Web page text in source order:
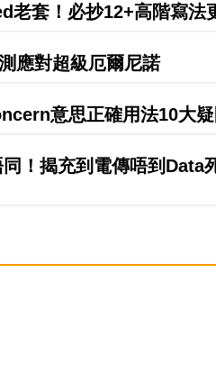
套！必抄12+高階寫法
應對超級厄爾尼諾
意思正確用法10大
！揭充到電傳唔到Data